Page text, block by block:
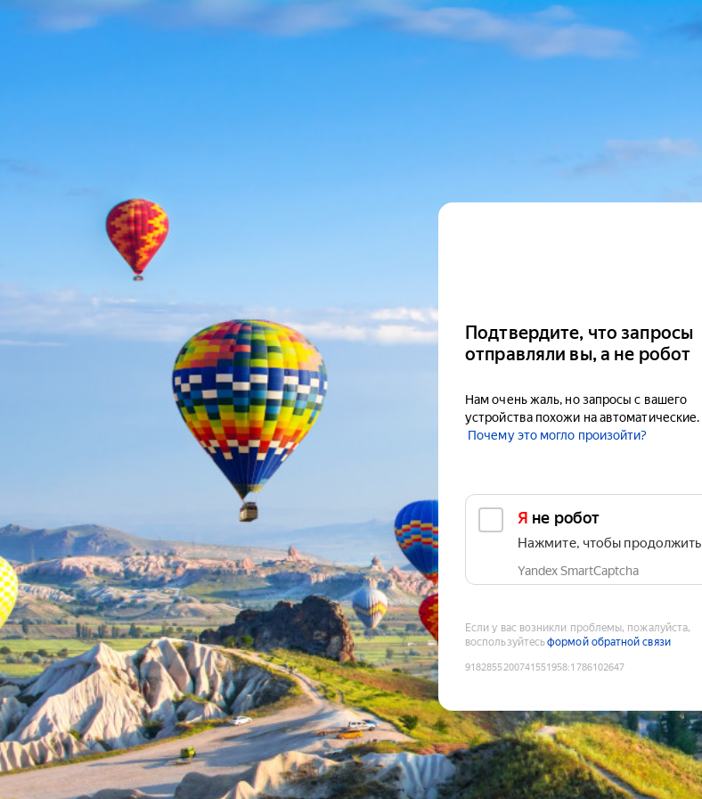
Подтвердите, что запросы
отправляли вы, а не робот
Нам очень жаль, но запросы с вашего
устройства похожи на автоматические.
Почему это могло произойти?
Я не робот
Нажмите, чтобы продолжить
Yandex SmartCaptcha
Если у вас возникли проблемы, пожалуйста,
воспользуйтесьформой обратной связи
9182855200741551958:1786102647